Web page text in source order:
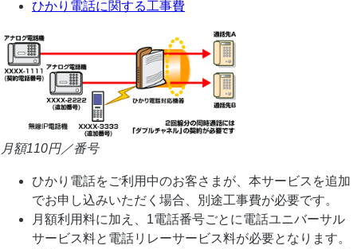
ひかり電話に関する工事費
月額110円／番号
ひかり電話をご利用中のお客さまが、本サービスを追加
でお申し込みいただく場合、別途工事費が必要です。
月額利用料に加え、1電話番号ごとに電話ユニバーサル
サービス料と電話リレーサービス料が必要となります。